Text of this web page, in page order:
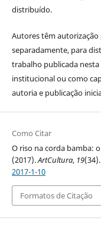
distribuído.
Autores têm
separadamente, para
trabalho publicada
institucional ou como
autoria e publicação
Como Citar
O riso na corda bamba:
(2017).ArtCultura, 19(34).
2017-1-10
Formatos de Citação